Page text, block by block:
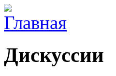
Дискуссии